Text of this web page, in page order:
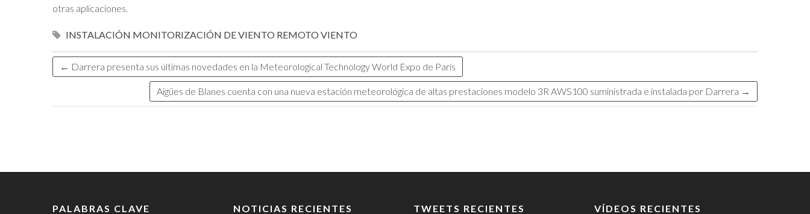
otras aplicaciones.
INSTALACIÓN MONITORIZACIÓN DE VIENTO REMOTO VIENTO
← Darrera presenta sus últimas novedades en la Meteorological Technology World Expo de París
Aigües de Blanes cuenta con una nueva estación meteorológica de altas prestaciones modelo 3R AWS100 suministrada e instalada por Darrera →
PALABRAS CLAVE
NOTICIAS RECIENTES
TWEETS RECIENTES VÍDEOS RECIENTES